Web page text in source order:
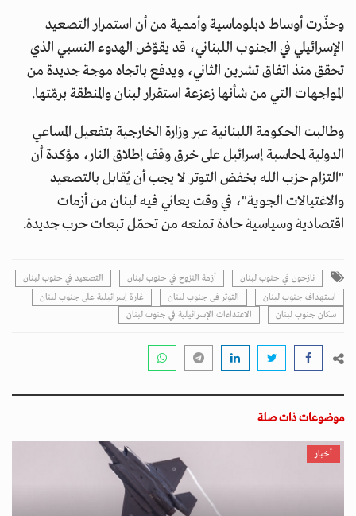
وحذّرت أوساط دبلوماسية وأممية من أن استمرار التصعيد
الإسرائيلي في الجنوب اللبناني، قد يقوّض الهدوء النسبي الذي
تحقق منذ اتفاق تشرين الثاني، ويدفع باتجاه موجة جديدة من
المواجهات التي من شأنها زعزعة استقرار لبنان والمنطقة برمّتها.
وطالبت الحكومة اللبنانية عبر وزارة الخارجية بتفعيل المساعي
الدولية لمحاسبة إسرائيل على خرق وقف إطلاق النار، مؤكدة أن
"التزام حزب الله بخفض التوتر لا يجب أن يُقابل بالتصعيد
والاغتيالات الجوية"، في وقت يعاني فيه لبنان من أزمات
اقتصادية وسياسية حادة تمنعه من تحمّل تبعات حرب جديدة.
نازحون في جنوب لبنان أزمة النزوح في جنوب لبنان
التصعيد في جنوب لبنان
استهداف جنوب لبنان
التوتر فى جنوب لبنان
غارة إسرائيلية على جنوب لبنان
سكان جنوب لبنان
الاعتداءات الإسرائيلية في جنوب لبنان
موضوعات ذات صلة
أخبار